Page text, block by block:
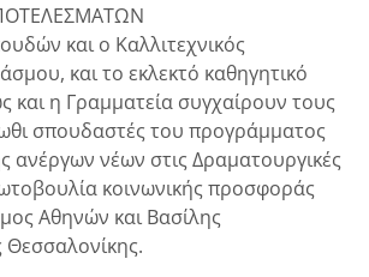
και ο Καλλιτεχνικός
και το εκλεκτό καθηγητικό
και η Γραμματεία συγχαίρουν τους
σπουδαστές του προγράμματος
νέων στις Δραματουργικές
κοινωνικής προσφοράς
Αθηνών και Βασίλης